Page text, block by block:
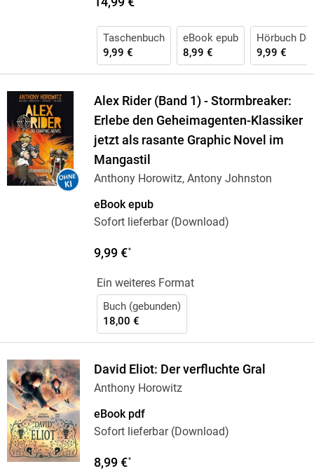
Taschenbuch
9,99 €
eBook epub
8,99 €
Hörbuch
9,99 €
Alex Rider (Band 1) - Stormbreaker:
Erlebe den Geheimagenten-Klassiker
jetzt als rasante Graphic Novel im
Mangastil
Anthony Horowitz, Antony Johnston
eBook epub
Sofort lieferbar (Download)
9,99 €*
Ein weiteres Format
Buch (gebunden)
18,00 €
David Eliot: Der verfluchte Gral
Anthony Horowitz
eBook pdf
Sofort lieferbar (Download)
8,99 €*